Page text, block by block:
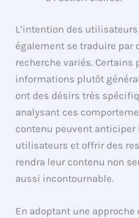
L’intention des
également se traduire par
recherche variés. Certains
informations plutôt
ont des désirs très
analysant ces
contenu peuvent anticiper
utilisateurs et offrir des
rendra leur contenu non
aussi incontournable.
En adoptant une